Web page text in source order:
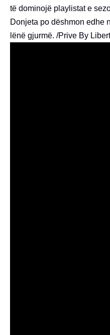
të dominojë playlistat e
Donjeta po dëshmon edhe
lënë gjurmë. /Prive By